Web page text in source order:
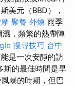
美元（BBD），
聚餐 外燴 雨季
，頻繁的熱帶陣
搜尋技巧 台中
是一次安靜的訪
斯的最佳時間是旱
暴的時期，但巴